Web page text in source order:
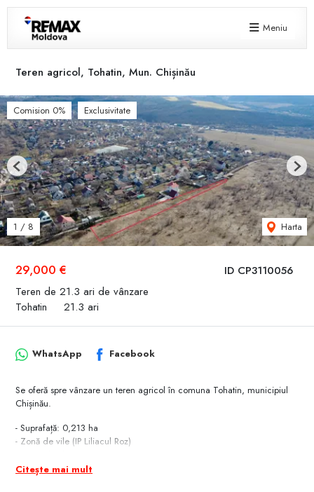
Meniu
Teren agricol, Tohatin, Mun. Chișinău
ID CP3110056
29,000 €
Teren de 21.3 ari de vânzare
Tohatin
21.3 ari
Comision 0% Exclusivitate
1 / 8 Harta
Previous Next
WhatsApp Facebook
Se oferă spre vânzare un teren agricol în comuna Tohatin, municipiul
Chișinău.
- Suprafață: 0,213 ha
- Zonă de vile (IP Liliacul Roz)
- Apă, gaz, electricitate în apropiere
Citește mai mult